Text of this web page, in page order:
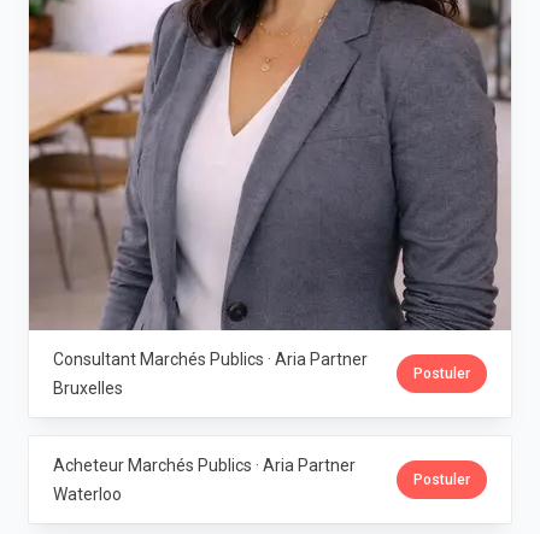
Consultant Marchés Publics · Aria Partner
Bruxelles
Postuler
Acheteur Marchés Publics · Aria Partner
Waterloo
Postuler